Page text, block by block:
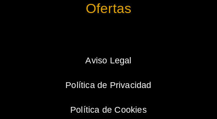
Ofertas
Aviso Legal
Política de Privacidad
Política de Cookies